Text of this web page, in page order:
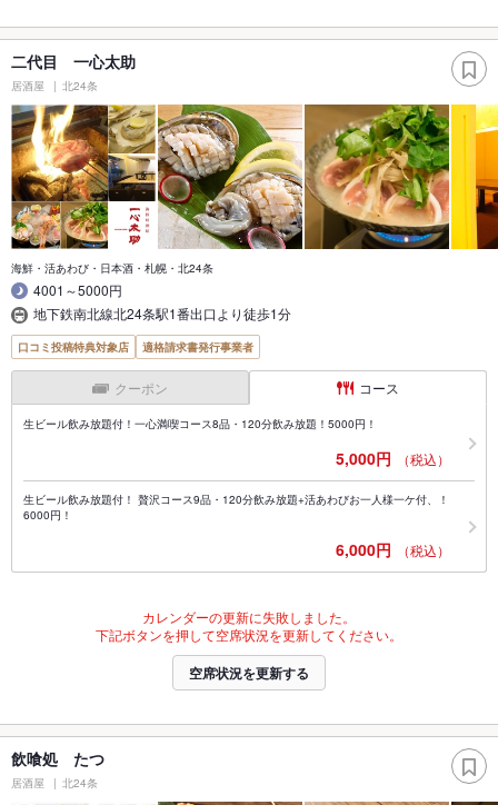
二代目 一心太助
居酒屋 北24条
海鮮・活あわび・日本酒・札幌・北24条
4001～5000円
地下鉄南北線北24条駅1番出口より徒歩1分
口コミ投稿特典対象店 適格請求書発行事業者
クーポン コース
生ビール飲み放題付！一心満喫コース8品・120分飲み放題！5000円！
5,000円 （税込）
生ビール飲み放題付！ 贅沢コース9品・120分飲み放題+活あわびお一人様一ケ付、！
6000円！
6,000円 （税込）
カレンダーの更新に失敗しました。
下記ボタンを押して空席状況を更新してください。
空席状況を更新する
飲喰処 たつ
居酒屋 北24条